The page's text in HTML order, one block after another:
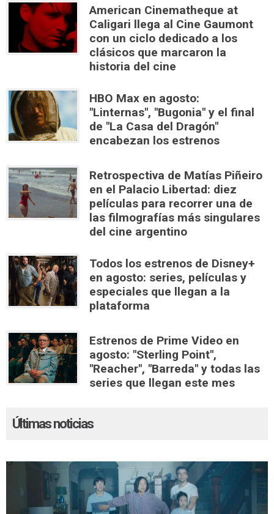
American Cinematheque at
Caligari llega al Cine Gaumont
con un ciclo dedicado a los
clásicos que marcaron la
historia del cine
HBO Max en agosto:
"Linternas", "Bugonia" y el final
de "La Casa del Dragón"
encabezan los estrenos
Retrospectiva de Matías Piñeiro
en el Palacio Libertad: diez
películas para recorrer una de
las filmografías más singulares
del cine argentino
Todos los estrenos de Disney+
en agosto: series, películas y
especiales que llegan a la
plataforma
Estrenos de Prime Video en
agosto: "Sterling Point",
"Reacher", "Barreda" y todas las
series que llegan este mes
Últimas noticias